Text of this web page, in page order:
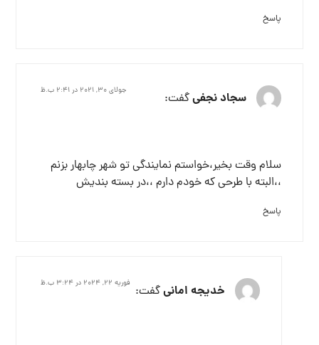
پاسخ
سجاد نجفیگفت: جولای ۳۰, ۲۰۲۱ در ۲:۴۱ ب.ظ
سلام وقت بخیر،خواستم نمایندگی تو شهر چابهار بزنم
،،البته با طرحی که خودم دارم ،،در بسته بندیش
پاسخ
خدیجه امانیگفت: فوریه ۲۲, ۲۰۲۴ در ۳:۲۴ ب.ظ